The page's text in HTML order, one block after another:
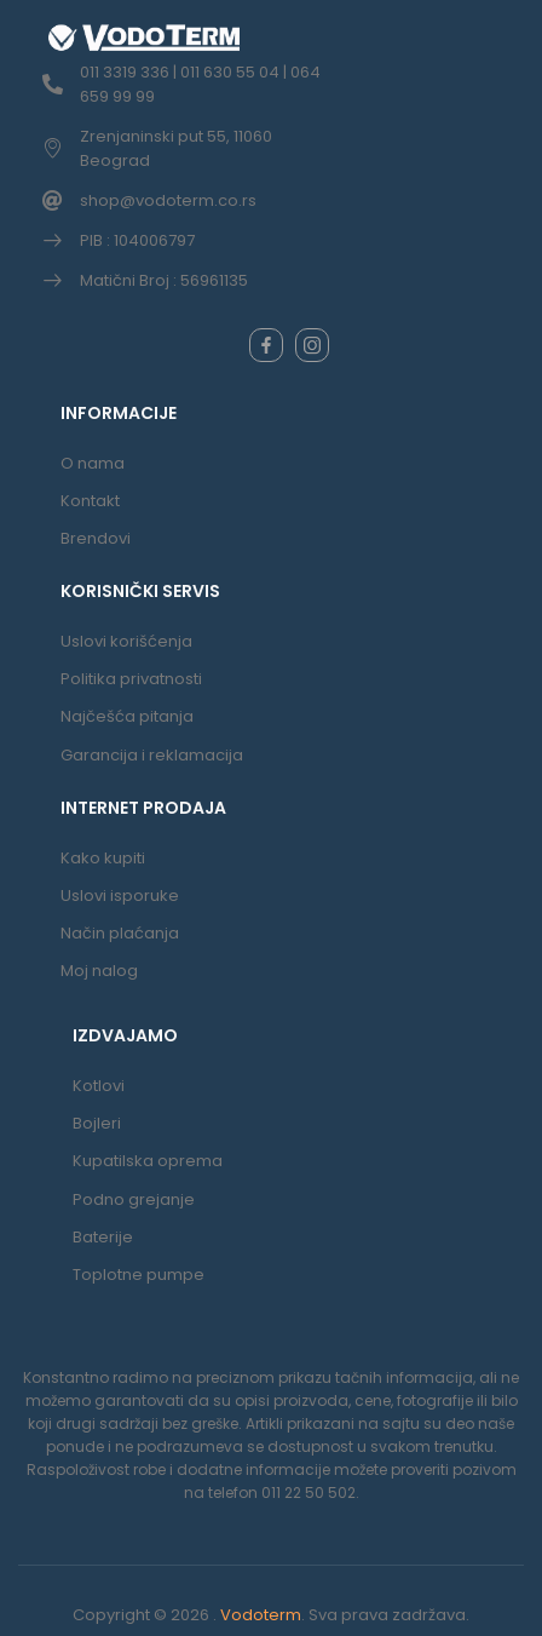
011 3319 336 | 011 630 55 04 | 064
659 99 99
Zrenjaninski put 55, 11060
Beograd
shop@vodoterm.co.rs
PIB : 104006797
Matični Broj : 56961135
INFORMACIJE
O nama
Kontakt
Brendovi
KORISNIČKI SERVIS
Uslovi korišćenja
Politika privatnosti
Najčešća pitanja
Garancija i reklamacija
INTERNET PRODAJA
Kako kupiti
Uslovi isporuke
Način plaćanja
Moj nalog
IZDVAJAMO
Kotlovi
Bojleri
Kupatilska oprema
Podno grejanje
Baterije
Toplotne pumpe
Konstantno radimo na preciznom prikazu tačnih informacija, ali ne
možemo garantovati da su opisi proizvoda, cene, fotografije ili bilo
koji drugi sadržaji bez greške. Artikli prikazani na sajtu su deo naše
ponude i ne podrazumeva se dostupnost u svakom trenutku.
Raspoloživost robe i dodatne informacije možete proveriti pozivom
na telefon 011 22 50 502.
Copyright © 2026 . Vodoterm. Sva prava zadržava.